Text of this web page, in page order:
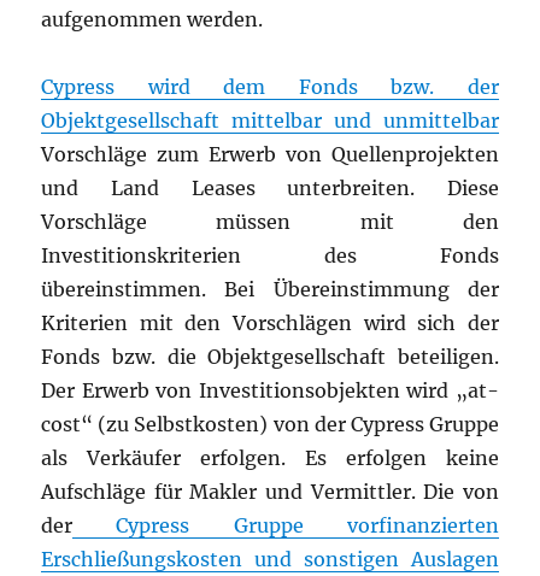
aufgenommen werden.
Cypress wird dem Fonds bzw. der
Objektgesellschaft mittelbar und unmittelbar
Vorschläge zum Erwerb von Quellenprojekten
und Land Leases unterbreiten. Diese
Vorschläge müssen mit den
Investitionskriterien des Fonds
übereinstimmen. Bei Übereinstimmung der
Kriterien mit den Vorschlägen wird sich der
Fonds bzw. die Objektgesellschaft beteiligen.
Der Erwerb von Investitionsobjekten wird „at-
cost“ (zu Selbstkosten) von der Cypress Gruppe
als Verkäufer erfolgen. Es erfolgen keine
Aufschläge für Makler und Vermittler. Die von
der Cypress Gruppe vorfinanzierten
Erschließungskosten und sonstigen Auslagen